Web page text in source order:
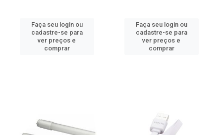
Faça seu login ou
cadastre-se para
ver preços e
comprar
Faça seu login ou
cadastre-se para
ver preços e
comprar